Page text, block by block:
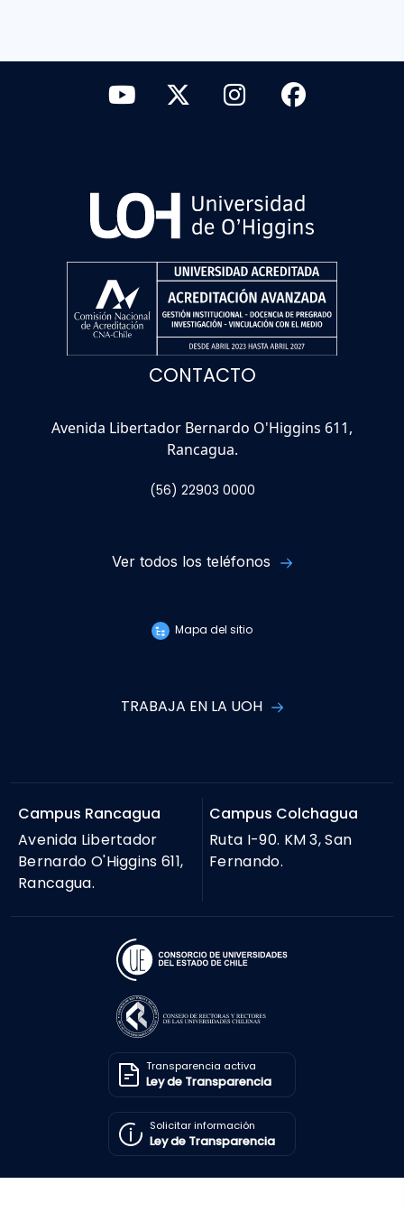
CONTACTO
Avenida Libertador Bernardo O'Higgins 611,
Rancagua.
(56) 22903 0000
Ver todos los teléfonos
Mapa del sitio
TRABAJA EN LA UOH
Campus Rancagua
Avenida Libertador
Bernardo O'Higgins 611,
Rancagua.
Campus Colchagua
Ruta I-90. KM 3, San
Fernando.
Transparencia activa
Ley de Transparencia
Solicitar información
Ley de Transparencia